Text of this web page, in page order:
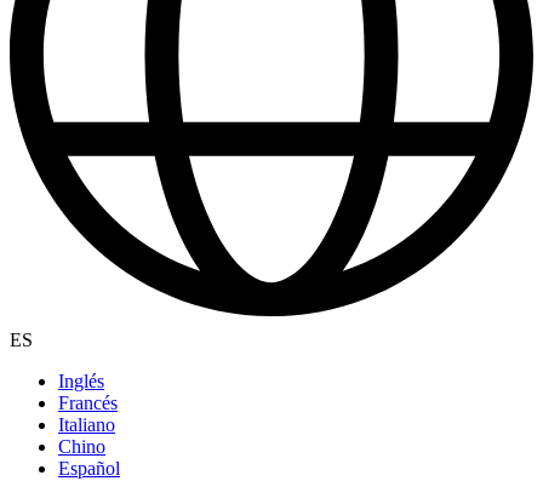
ES
Inglés
Francés
Italiano
Chino
Español